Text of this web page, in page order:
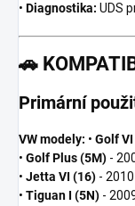
• Diagnostika: UDS
🚗
Primární
VW modely: • Golf
• Golf Plus (5M) -
• Jetta VI (16) -
• Tiguan I (5N) -